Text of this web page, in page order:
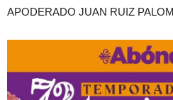
APODERADO JUAN RUIZ